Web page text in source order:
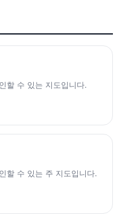
할 수 있는 지도입니다.
할 수 있는 주 지도입니다.